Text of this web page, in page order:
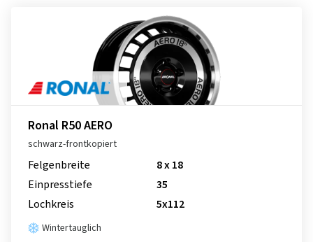
Ronal R50 AERO
schwarz-frontkopiert
Felgenbreite
8 x 18
Einpresstiefe
35
Lochkreis
5x112
Wintertauglich